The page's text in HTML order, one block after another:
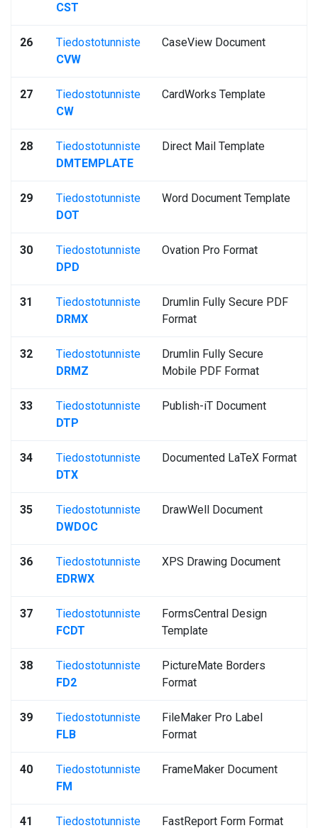
CST
26
Tiedostotunniste
CVW
CaseView Document
27
Tiedostotunniste
CW
CardWorks Template
28
Tiedostotunniste
DMTEMPLATE
Direct Mail Template
29
Tiedostotunniste
DOT
Word Document Template
30
Tiedostotunniste
DPD
Ovation Pro Format
31
Tiedostotunniste
DRMX
Drumlin Fully Secure PDF
Format
32
Tiedostotunniste
DRMZ
Drumlin Fully Secure
Mobile PDF Format
33
Tiedostotunniste
DTP
Publish-iT Document
34
Tiedostotunniste
DTX
Documented LaTeX Format
35
Tiedostotunniste
DWDOC
DrawWell Document
36
Tiedostotunniste
EDRWX
XPS Drawing Document
37
Tiedostotunniste
FCDT
FormsCentral Design
Template
38
Tiedostotunniste
FD2
PictureMate Borders
Format
39
Tiedostotunniste
FLB
FileMaker Pro Label
Format
40
Tiedostotunniste
FM
FrameMaker Document
41 Tiedostotunniste FastReport Form Format